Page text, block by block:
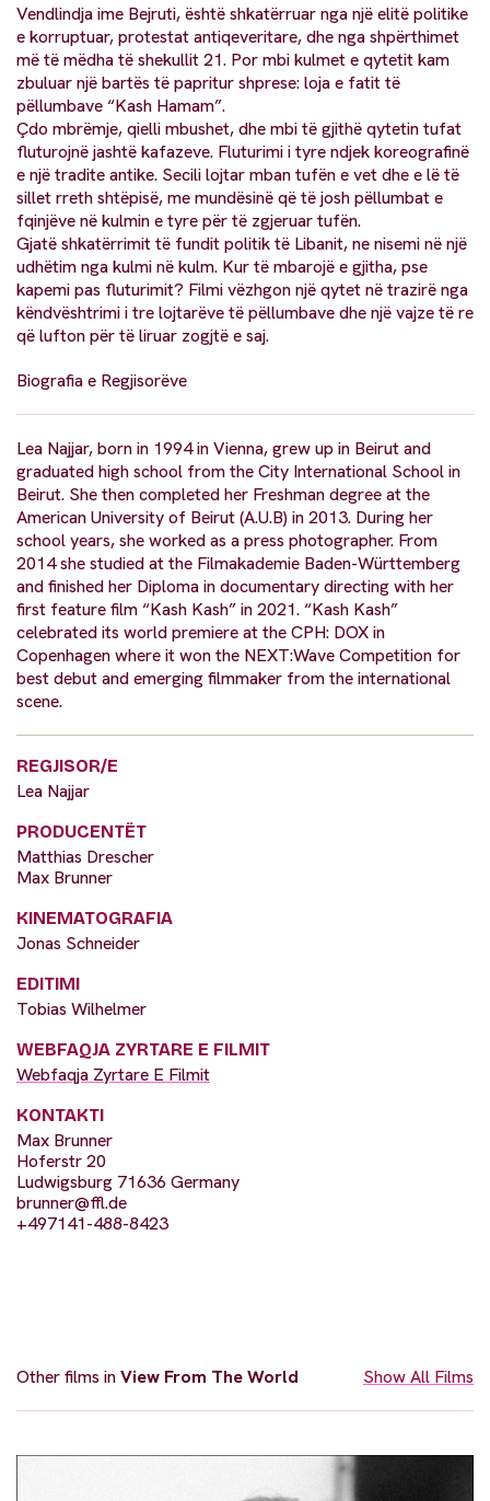
Vendlindja ime Bejruti, është shkatërruar nga një elitë politike
e korruptuar, protestat antiqeveritare, dhe nga shpërthimet
më të mëdha të shekullit 21. Por mbi kulmet e qytetit kam
zbuluar një bartës të papritur shprese: loja e fatit të
pëllumbave “Kash Hamam”.
Çdo mbrëmje, qielli mbushet, dhe mbi të gjithë qytetin tufat
fluturojnë jashtë kafazeve. Fluturimi i tyre ndjek koreografinë
e një tradite antike. Secili lojtar mban tufën e vet dhe e lë të
sillet rreth shtëpisë, me mundësinë që të josh pëllumbat e
fqinjëve në kulmin e tyre për të zgjeruar tufën.
Gjatë shkatërrimit të fundit politik të Libanit, ne nisemi në një
udhëtim nga kulmi në kulm. Kur të mbarojë e gjitha, pse
kapemi pas fluturimit? Filmi vëzhgon një qytet në trazirë nga
këndvështrimi i tre lojtarëve të pëllumbave dhe një vajze të re
që lufton për të liruar zogjtë e saj.
Biografia e Regjisorëve
Lea Najjar, born in 1994 in Vienna, grew up in Beirut and
graduated high school from the City International School in
Beirut. She then completed her Freshman degree at the
American University of Beirut (A.U.B) in 2013. During her
school years, she worked as a press photographer. From
2014 she studied at the Filmakademie Baden-Württemberg
and finished her Diploma in documentary directing with her
first feature film “Kash Kash” in 2021. “Kash Kash”
celebrated its world premiere at the CPH: DOX in
Copenhagen where it won the NEXT:Wave Competition for
best debut and emerging filmmaker from the international
scene.
REGJISOR/E
Lea Najjar
PRODUCENTËT
Matthias Drescher
Max Brunner
KINEMATOGRAFIA
Jonas Schneider
EDITIMI
Tobias Wilhelmer
WEBFAQJA ZYRTARE E FILMIT
Webfaqja Zyrtare E Filmit
KONTAKTI
Max Brunner
Hoferstr 20
Ludwigsburg 71636 Germany
brunner@ffl.de
+497141-488-8423
Other films inView From The World Show All Films